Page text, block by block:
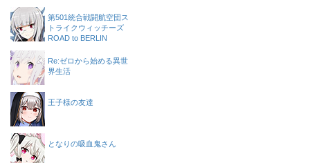
第501統合戦闘航空団ス
トライクウィッチーズ
ROAD to BERLIN
Re:ゼロから始める異世
界生活
王子様の友達
となりの吸血鬼さん